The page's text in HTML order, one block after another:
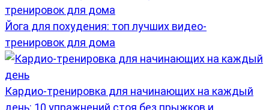
Йога для похудения: топ лучших видео-
тренировок для дома
Кардио-тренировка для начинающих на каждый
день: 10 упражнений стоя без прыжков и